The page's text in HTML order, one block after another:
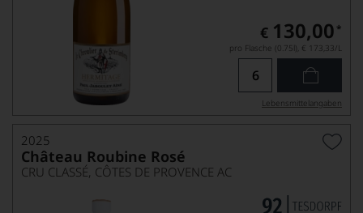
€ 130,00 *
pro Flasche (0.75l), € 173,33/L
Lebensmittel­angaben
2025
Château Roubine Rosé
CRU CLASSÉ, CÔTES DE PROVENCE AC